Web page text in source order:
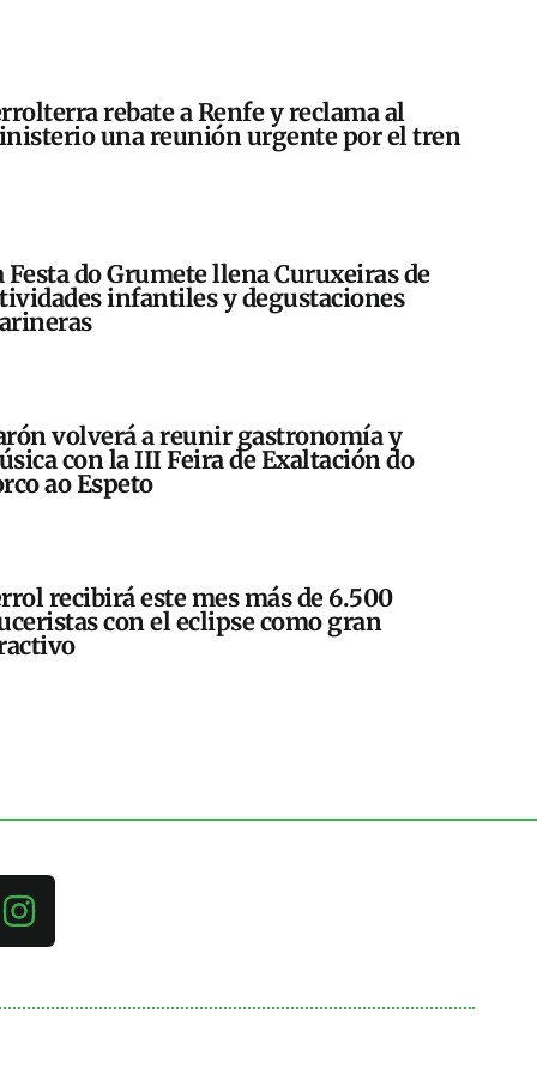
rebate a Renfe y reclama al
una reunión urgente por el tren
Festa do Grumete llena Curuxeiras de
infantiles y degustaciones
volverá a reunir gastronomía y
con la III Feira de Exaltación do
ao Espeto
recibirá este mes más de 6.500
con el eclipse como gran